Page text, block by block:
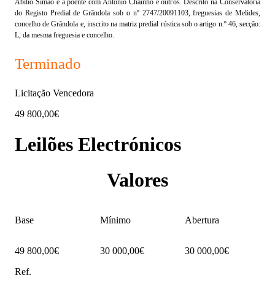
Abílio Simão e a poente com António Chainho e outros. Descrito na Conservatória
do Registo Predial de Grândola sob o nº 2747/20091103, freguesias de Melides,
concelho de Grândola e, inscrito na matriz predial rústica sob o artigo n.º 46, secção:
L, da mesma freguesia e concelho.
Terminado
Licitação Vencedora
49 800,00€
Leilões Electrónicos
Valores
Base Mínimo Abertura
49 800,00€ 30 000,00€
30 000,00€
Ref.